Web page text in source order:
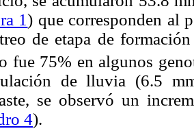
1) que corresponden al
de etapa de
fue 75% en algunos
de lluvia (6.5
se observó un
4).